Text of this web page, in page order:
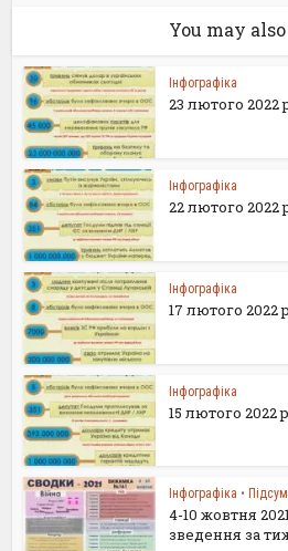
You may
Інфографіка
23 лютого
Інфографіка
22 лютого
Інфографіка
17 лютого 2022
Інфографіка
15 лютого 2022
Інфографіка •
4-10 жовтня
зведення за